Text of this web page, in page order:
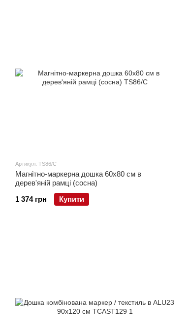
Артикул: TS86/C
Магнітно-маркерна дошка 60x80 см в
дерев'яній рамці (сосна)
1 374 грн
Купити